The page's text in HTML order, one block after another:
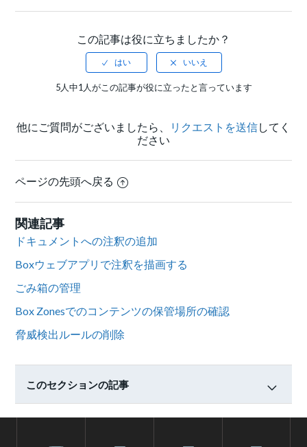
この記事は役に立ちましたか？
5人中1人がこの記事が役に立ったと言っています
他にご質問がございましたら、 リクエストを送信してく
ださい
ページの先頭へ戻る
関連記事
ドキュメントへの注釈の追加
Boxウェブアプリで注釈を描画する
ごみ箱の管理
Box Zonesでのコンテンツの保管場所の確認
脅威検出ルールの削除
このセクションの記事